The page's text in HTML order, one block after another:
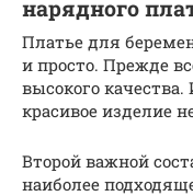
нарядного
Платье для
и просто. Прежде
высокого
красивое изделие
Второй важной
наиболее